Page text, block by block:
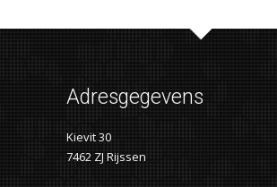
Adresgegevens
Kievit 30
7462 ZJ Rijssen